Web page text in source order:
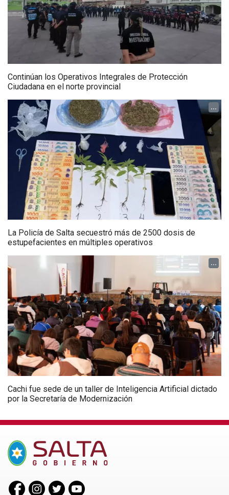
Continúan los Operativos Integrales de Protección
Ciudadana en el norte provincial
...
La Policía de Salta secuestró más de 2500 dosis de
estupefacientes en múltiples operativos
...
Cachi fue sede de un taller de Inteligencia Artificial dictado
por la Secretaría de Modernización